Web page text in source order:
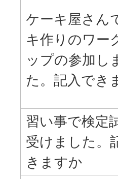
ケーキ屋さん
キ作りのワー
ップの参加し
た。記入でき
習い事で検定
受けました。
きますか